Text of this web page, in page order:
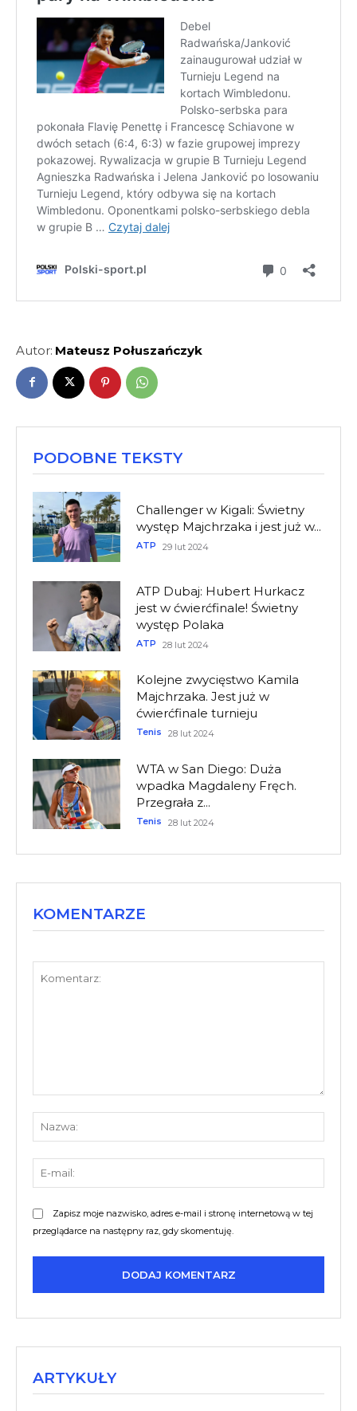
Autor: Mateusz Połuszańczyk
PODOBNE TEKSTY
Challenger w Kigali: Świetny
występ Majchrzaka i jest już w...
ATP 29 lut 2024
ATP Dubaj: Hubert Hurkacz
jest w ćwierćfinale! Świetny
występ Polaka
ATP 28 lut 2024
Kolejne zwycięstwo Kamila
Majchrzaka. Jest już w
ćwierćfinale turnieju
Tenis 28 lut 2024
WTA w San Diego: Duża
wpadka Magdaleny Fręch.
Przegrała z...
Tenis 28 lut 2024
KOMENTARZE
Zapisz moje nazwisko, adres e-mail i stronę internetową w tej
przeglądarce na następny raz, gdy skomentuję.
ARTYKUŁY